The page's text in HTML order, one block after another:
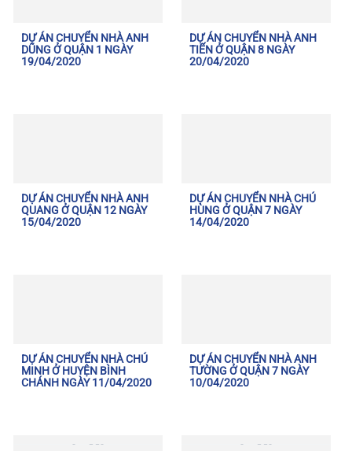
DỰ ÁN CHUYỂN NHÀ ANH
DŨNG Ở QUẬN 1 NGÀY
19/04/2020
DỰ ÁN CHUYỂN NHÀ ANH
TIẾN Ở QUẬN 8 NGÀY
20/04/2020
DỰ ÁN CHUYỂN NHÀ ANH
QUANG Ở QUẬN 12 NGÀY
15/04/2020
DỰ ÁN CHUYỂN NHÀ CHÚ
HÙNG Ở QUẬN 7 NGÀY
14/04/2020
DỰ ÁN CHUYỂN NHÀ CHÚ
MINH Ở HUYỆN BÌNH
CHÁNH NGÀY 11/04/2020
DỰ ÁN CHUYỂN NHÀ ANH
TƯỜNG Ở QUẬN 7 NGÀY
10/04/2020